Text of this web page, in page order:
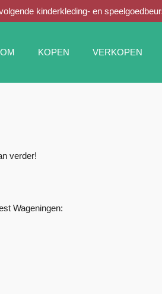
kinderkleding- en
KOPEN VERKOPEN
verder!
Wageningen: